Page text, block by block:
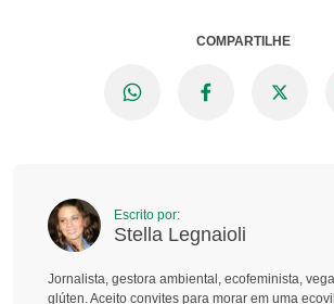
COMPARTILHE
Escrito por:
Stella Legnaioli
Jornalista, gestora ambiental, ecofeminista,
glúten. Aceito convites para morar em uma